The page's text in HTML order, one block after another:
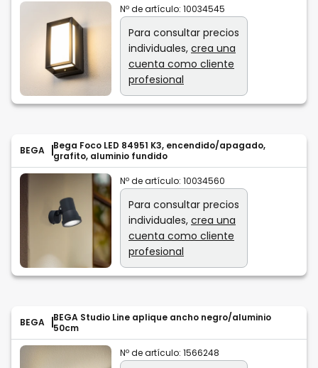
Nº de artículo: 10034545
Para consultar precios
individuales, crea una
cuenta como cliente
profesional
BEGA
Bega Foco LED 84951 K3, encendido/apagado,
grafito, aluminio fundido
Nº de artículo: 10034560
Para consultar precios
individuales, crea una
cuenta como cliente
profesional
BEGA
BEGA Studio Line aplique ancho negro/aluminio
50cm
Nº de artículo: 1566248